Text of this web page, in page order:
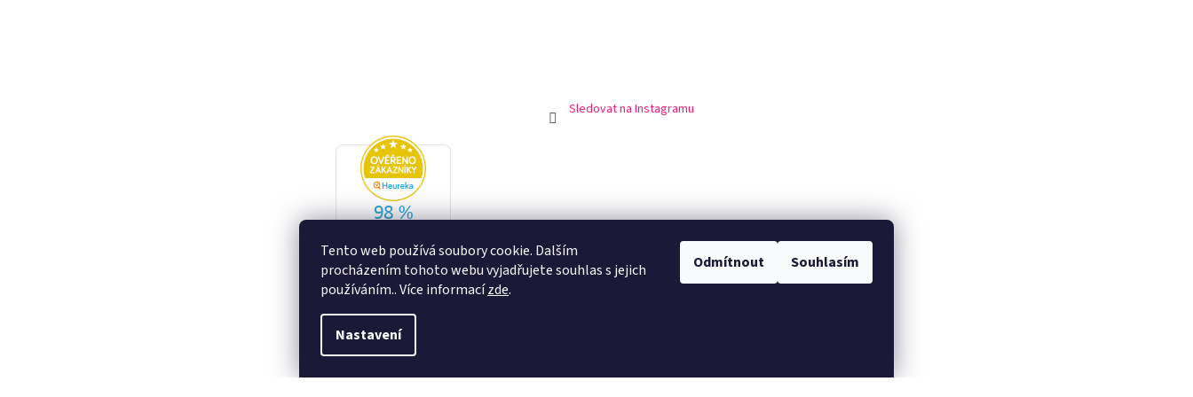
Tento web používá soubory cookie. Dalším
procházením tohoto webu vyjadřujete souhlas s jejich
používáním.. Více informacízde.
Nastavení
Odmítnout Souhlasím
Sledovat na Instagramu